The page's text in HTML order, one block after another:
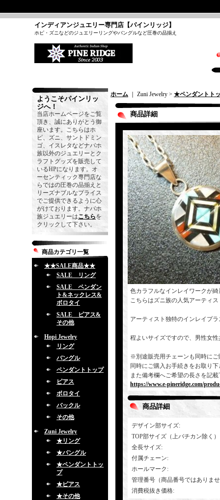
インディアンジュエリー専門店【パインリッジ】
ホピ・ズニなどのジュエリーリングやバングルなど圧巻の品揃え
ようこそパインリッ
ジへ！
当店ホームページをご覧
頂き、誠にありがとう御
座います。こちらはホ
ピ、ズニ、サントドミン
ゴ、イスレタなどナバホ
族以外のジュエリーとク
ラフトグッズを販売して
いるHPになります。オ
ーセンティック専門店な
らではの圧巻の品揃えと
リーズナブルなプライス
でご提供できるように心
がけております。ナバホ
族ジュエリーはこちらを
クリックして下さい。
商品カテゴリ一覧
★★SALE商品★★
SALE リング
SALE ペンダン
ト&ネックレス&
ボロタイ
SALE ピアス&
その他
Hopi Jewelry
リング
バングル
ペンダントトップ
ピアス
ボロタイ
バックル
その他
Zuni Jewelry
★リング
★バングル
★ペンダントトッ
プ
★ピアス
★その他
ホーム ｜ Zuni Jewelry > ★ペンダントト
商品詳細
色カラフルなインレイワークが
こちらはズニ族の人気アーティス
アーティスト独特のインレイプ
程よいサイズですので、男性女
※別途販売用チェーンも同時に
同時にご購入お手続きをお取り
また備考欄へご希望の長さを記
https://www.e-pineridge.com/
商品詳細
デザイン部サイズ:
TOP部サイズ（上バチカン除く）
全長サイズ:
付属チェーン:
ホールマーク :
管理番号（商品番号ではありま
消費税抜き価格: